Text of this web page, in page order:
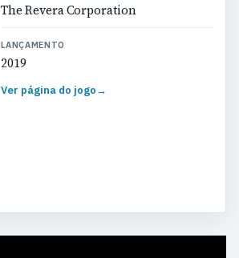
The Revera Corporation
LANÇAMENTO
2019
Ver página do jogo→